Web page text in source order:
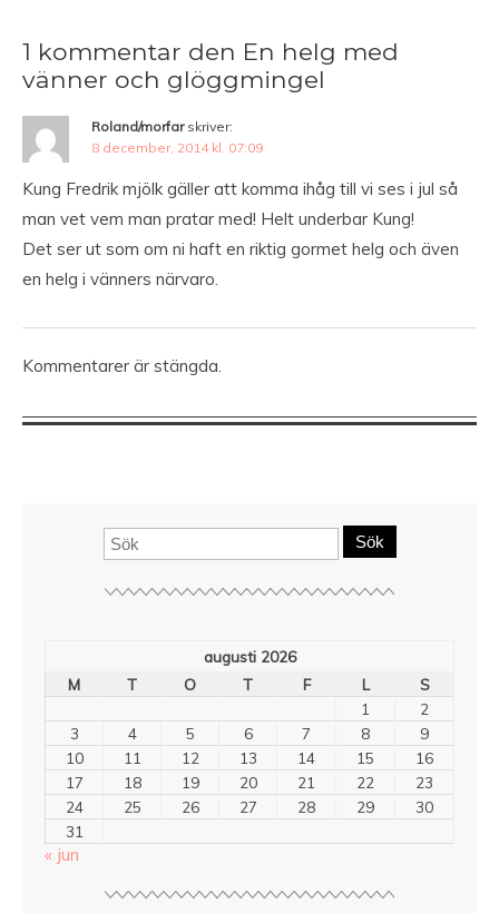
1 kommentar den En helg med
vänner och glöggmingel
Roland/morfar skriver:
8 december, 2014 kl. 07:09
Kung Fredrik mjölk gäller att komma ihåg till vi ses i jul så
man vet vem man pratar med! Helt underbar Kung!
Det ser ut som om ni haft en riktig gormet helg och även
en helg i vänners närvaro.
Kommentarer är stängda.
Sök
augusti 2026
M
T O T F L
S
1
2
3
4 5 6 7 8
9
10
11 12 13 14 15
16
17
18 19 20 21 22
23
24
25 26 27 28 29
30
31
« jun